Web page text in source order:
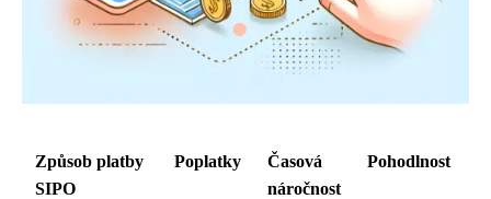
Způsob platby
SIPO
Poplatky
Časová
náročnost
Pohodlnost